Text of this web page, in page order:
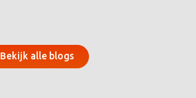
Bekijk alle blogs